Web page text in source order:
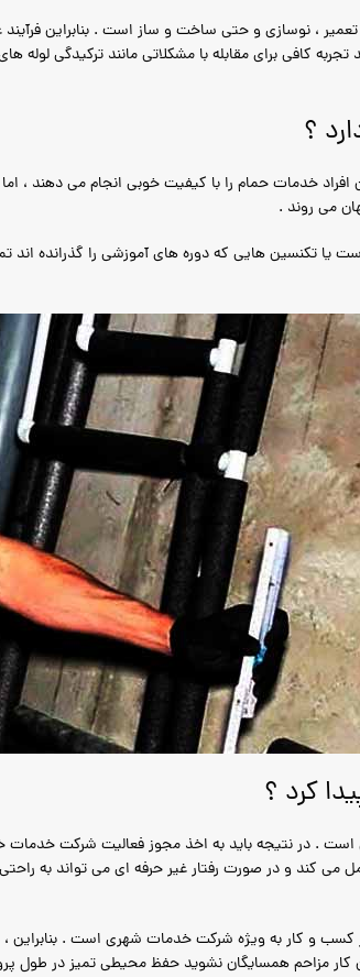
، نوسازی و حتی ساخت و ساز است . بنابراین
کافی برای مقابله با مشکلاتی مانند ترکیدگی
؟
افراد خدمات حمام را با کیفیت خوبی انجام می دهند
می روند .
یا تکنسین هایی که دوره های آموزشی را گذرانده
کرد ؟
. در نتیجه باید به اخذ مجوز فعالیت شرکت خدمات
کند و در صورت رفتار غیر حرفه ای می تواند به
و کار به ویژه شرکت خدمات شهری است . بنابراین ،
همسایگان نشوید حفظ محیطی تمیز در طول